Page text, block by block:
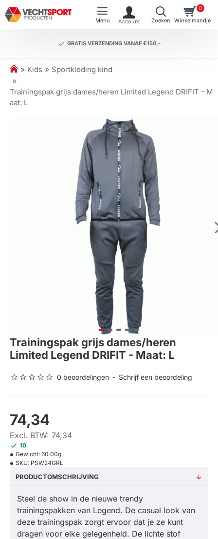
GRATIS VERZENDING VANAF €150,-
0
h
m
e
Kids Sportkleding kind
Trainingspak grijs dames/heren Limited Legend DRIFIT - M
aat: L
Trainingspak grijs dames/heren
Limited Legend DRIFIT - Maat: L
0 beoordelingen - Schrijf een beoordeling
74,34
Excl. BTW: 74,34
10
Gewicht: 60.00g
SKU: PSW24GRL
PRODUCTOMSCHRIJVING
Steel de show in de nieuwe trendy
trainingspakken van Legend. De casual look van
deze trainingspak zorgt ervoor dat je ze kunt
dragen voor elke gelegenheid. De lichte stof